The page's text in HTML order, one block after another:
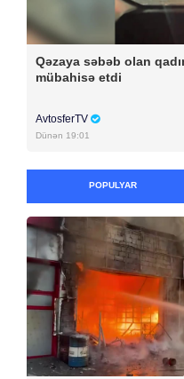
Qəzaya səbəb olan
mübahisə etdi
AvtosferTV
Dünən 19:01
POPULYAR